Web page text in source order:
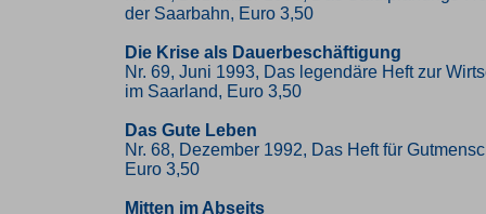
der Saarbahn, Euro 3,50
Die Krise als Dauerbeschäftigung
Nr. 69, Juni 1993, Das legendäre Heft zur
im Saarland, Euro 3,50
Das Gute Leben
Nr. 68, Dezember 1992, Das Heft für
Euro 3,50
Mitten im Abseits